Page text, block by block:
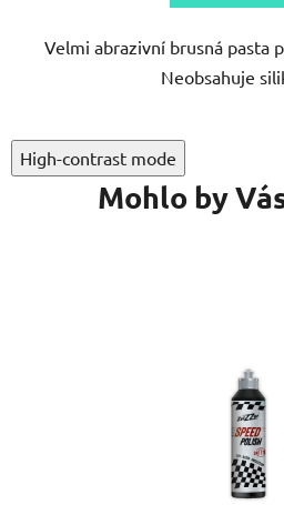
Velmi abrazivní brusná pasta
Neobsahuje
High-contrast mode
Mohlo by